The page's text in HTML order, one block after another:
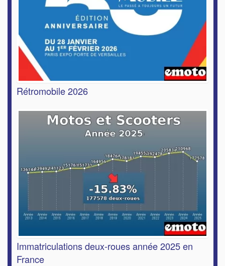
Rétromobile 2026
Immatriculations deux-roues année 2025 en
France